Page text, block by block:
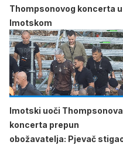
Thompsonovog koncerta u
Imotskom
Imotski uoči Thompsonova
koncerta prepun
obožavatelja: Pjevač